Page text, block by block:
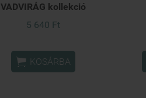
VADVIRÁG kollekció
5 640 Ft
 KOSÁRBA